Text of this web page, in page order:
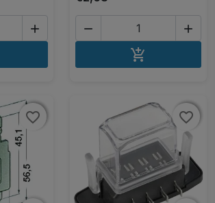
  

favorite_border
favorite_border favorite_border
favorite_border